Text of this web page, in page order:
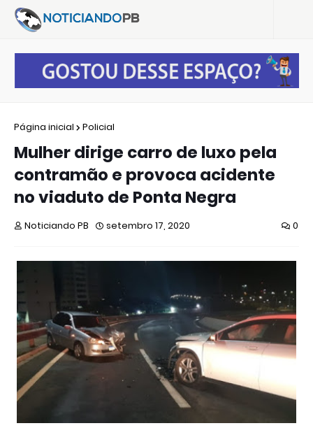
Página inicial Policial
Mulher dirige carro de luxo pela
contramão e provoca acidente
no viaduto de Ponta Negra
Noticiando PB setembro 17, 2020 0